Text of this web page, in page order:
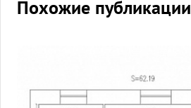
Похожие публикации